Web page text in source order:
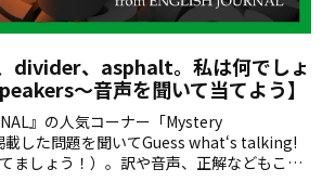
divider、asphalt。私は何でしょ
～音声を聞いて当てよう】
』の人気コーナー「Mystery
した問題を聞いてGuess what‘s talking!
ましょう！）。訳や音声、正解などもこち